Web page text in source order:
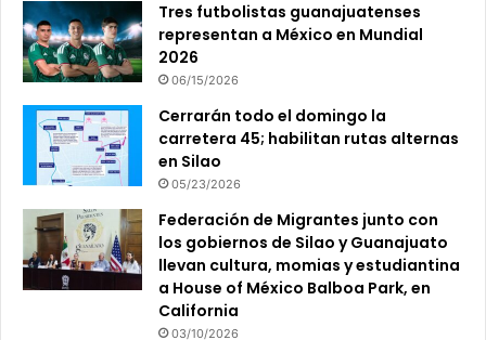
Tres futbolistas guanajuatenses
representan a México en Mundial
2026
06/15/2026
Cerrarán todo el domingo la
carretera 45; habilitan rutas alternas
en Silao
05/23/2026
Federación de Migrantes junto con
los gobiernos de Silao y Guanajuato
llevan cultura, momias y estudiantina
a House of México Balboa Park, en
California
03/10/2026